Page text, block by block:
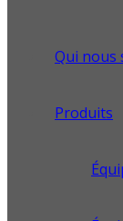
Qui nous
Produits